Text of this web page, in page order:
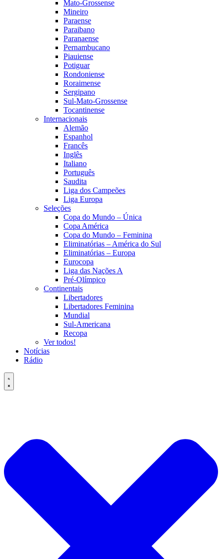
Mato-Grossense
Mineiro
Paraense
Paraibano
Paranaense
Pernambucano
Piauiense
Potiguar
Rondoniense
Roraimense
Sergipano
Sul-Mato-Grossense
Tocantinense
Internacionais
Alemão
Espanhol
Francês
Inglês
Italiano
Português
Saudita
Liga dos Campeões
Liga Europa
Seleções
Copa do Mundo – Única
Copa América
Copa do Mundo – Feminina
Eliminatórias – América do Sul
Eliminatórias – Europa
Eurocopa
Liga das Nações A
Pré-Olímpico
Continentais
Libertadores
Libertadores Feminina
Mundial
Sul-Americana
Recopa
Ver todos!
Notícias
Rádio